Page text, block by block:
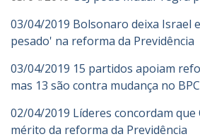
03/04/2019 Bolsonaro deixa Israel
pesado' na reforma da Previdência
03/04/2019 15 partidos apoiam
mas 13 são contra mudança no BPC
02/04/2019 Líderes concordam que
mérito da reforma da Previdência